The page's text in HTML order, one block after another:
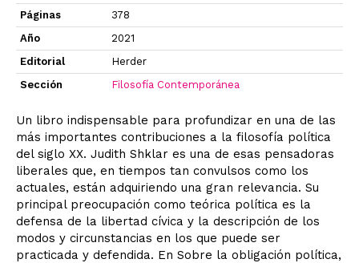
Páginas
378
Año
2021
Editorial
Herder
Sección
Filosofía Contemporánea
Un libro indispensable para profundizar en una de las
más importantes contribuciones a la filosofía política
del siglo XX. Judith Shklar es una de esas pensadoras
liberales que, en tiempos tan convulsos como los
actuales, están adquiriendo una gran relevancia. Su
principal preocupación como teórica política es la
defensa de la libertad cívica y la descripción de los
modos y circunstancias en los que puede ser
practicada y defendida. En Sobre la obligación política,